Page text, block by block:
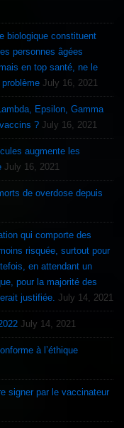
biologique constituent
personnes âgées
en top santé, ne le
July 16, 2021
Epsilon, Gamma
? July 16, 2021
augmente les
July 16, 2021
de overdose depuis
qui comporte des
risquée, surtout pour
en attendant un
justifiée. July 14, 2021
July 14, 2021
à l’éthique
signer par le vaccinateur